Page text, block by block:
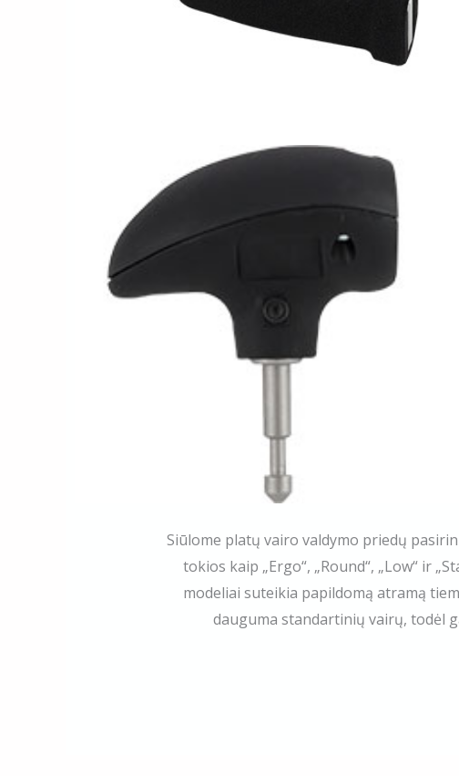
Siūlome platų vairo valdymo priedų
tokios kaip „Ergo“, „Round“, „Low“ ir
modeliai suteikia papildomą atramą
dauguma standartinių vairų, todėl